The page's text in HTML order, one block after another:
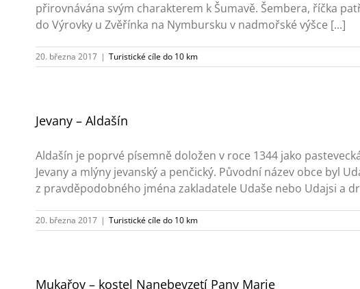
přirovnávána svým charakterem k Šumavě. Šembera, říčka
do Výrovky u Zvěřínka na Nymbursku v nadmořské výšce [...]
20. března 2017 | Turistické cíle do 10 km
Jevany – Aldašín
Aldašín je poprvé písemně doložen v roce 1344 jako
Jevany a mlýny jevanský a penčický. Původní název obce byl
z pravděpodobného jména zakladatele Udaše nebo Udajsi a
20. března 2017 | Turistické cíle do 10 km
Mukařov – kostel Nanebevzetí Pany Marie